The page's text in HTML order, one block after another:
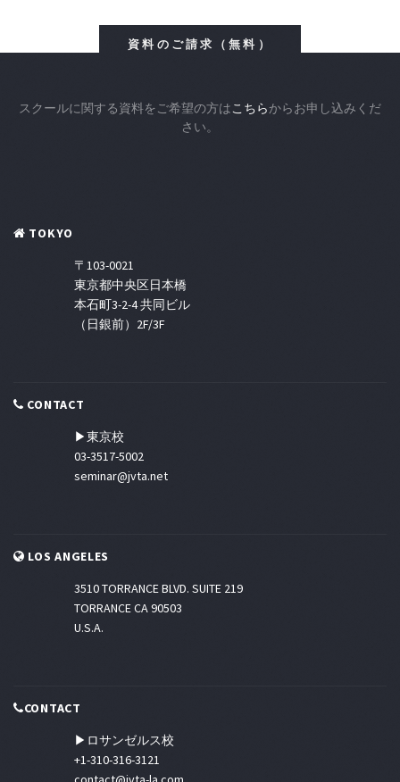
資料のご請求（無料）
スクールに関する資料をご希望の方はこちらからお申し込みくだ
さい。
TOKYO
〒103-0021
東京都中央区日本橋
本石町3-2-4 共同ビル
（日銀前）2F/3F
CONTACT
▶東京校
03-3517-5002
seminar@jvta.net
LOS ANGELES
3510 TORRANCE BLVD. SUITE 219
TORRANCE CA 90503
U.S.A.
CONTACT
▶ロサンゼルス校
+1-310-316-3121